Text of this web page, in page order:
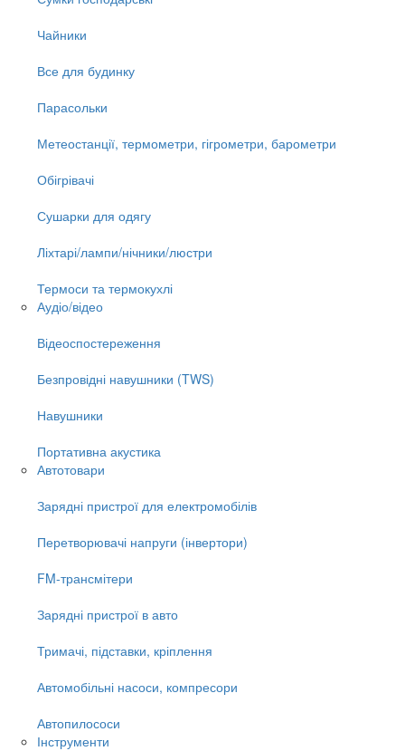
Чайники
Все для будинку
Парасольки
Метеостанції, термометри, гігрометри, барометри
Обігрівачі
Сушарки для одягу
Ліхтарі/лампи/нічники/люстри
Термоси та термокухлі
Аудіо/відео
Відеоспостереження
Безпровідні навушники (TWS)
Навушники
Портативна акустика
Автотовари
Зарядні пристрої для електромобілів
Перетворювачі напруги (інвертори)
FM-трансмітери
Зарядні пристрої в авто
Тримачі, підставки, кріплення
Автомобільні насоси, компресори
Автопилососи
Інструменти